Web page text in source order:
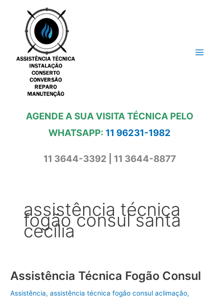
conteúdo
AGENDE A SUA VISITA TÉCNICA PELO
WHATSAPP: 11 96231-1982
11 3644-3392 | 11 3644-8877
assistência técnica
fogão consul santa
cecília
Assistência Técnica Fogão Consul
Assistência,assistência técnica fogão consul aclimação,